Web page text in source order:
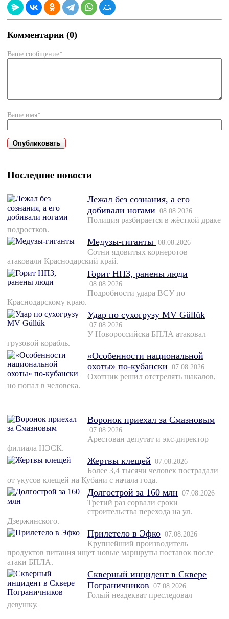
Комментарии (0)
Ваше сообщение*
Ваше имя*
Последние новости
Лежал без сознания, а его
добивали ногами 08.08.2026
Полиция разбирается в жёсткой драке
подростков.
Медузы-гиганты 08.08.2026
Сотни ядовитых корнеротов
атаковали Краснодарский край.
Горит НПЗ, ранены люди
08.08.2026
Подробности удара ВСУ по
Краснодарскому краю.
Удар по сухогрузу MV Güllük
07.08.2026
У Новороссийска БПЛА атаковал
грузовой корабль.
«Особенности национальной
охоты» по-кубански 07.08.2026
Охотник решил отстрелять шакалов,
но попал в человека.
Воронок приехал за Смазновым
07.08.2026
Арестован депутат и экс-директор
филиала НЭСК.
Жертвы клещей 07.08.2026
Более 3,4 тысячи человек пострадали
от укусов клещей на Кубани с начала года.
Долгострой за 160 млн 07.08.2026
Третий раз сорвали сроки
строительства перехода на ул.
Дзержинского.
Прилетело в Эфко 07.08.2026
Крупнейший производитель
продуктов питания ищет новые маршруты поставок после
атаки БПЛА.
Скверный инцидент в Сквере
Пограничников 07.08.2026
Голый неадекват преследовал
девушку.